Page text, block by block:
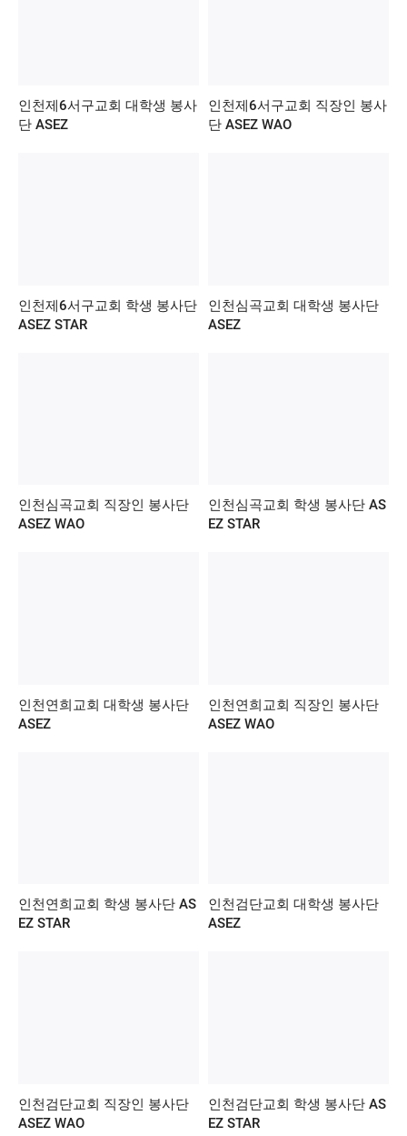
인천제6서구교회 대학생 봉사
단 ASEZ
인천제6서구교회 직장인 봉사
단 ASEZ WAO
인천제6서구교회 학생 봉사단
ASEZ STAR
인천심곡교회 대학생 봉사단
ASEZ
인천심곡교회 직장인 봉사단
ASEZ WAO
인천심곡교회 학생 봉사단 AS
EZ STAR
인천연희교회 대학생 봉사단
ASEZ
인천연희교회 직장인 봉사단
ASEZ WAO
인천연희교회 학생 봉사단 AS
EZ STAR
인천검단교회 대학생 봉사단
ASEZ
인천검단교회 직장인 봉사단
ASEZ WAO
인천검단교회 학생 봉사단 AS
EZ STAR